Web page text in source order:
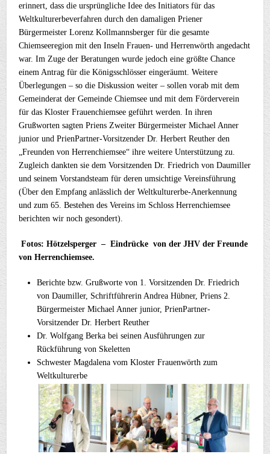
erinnert, dass die ursprüngliche Idee des Initiators für das
Weltkulturerbeverfahren durch den damaligen Priener
Bürgermeister Lorenz Kollmannsberger für die gesamte
Chiemseeregion mit den Inseln Frauen- und Herrenwörth angedacht
war. Im Zuge der Beratungen wurde jedoch eine größte Chance
einem Antrag für die Königsschlösser eingeräumt. Weitere
Überlegungen – so die Diskussion weiter – sollen vorab mit dem
Gemeinderat der Gemeinde Chiemsee und mit dem Förderverein
für das Kloster Frauenchiemsee geführt werden. In ihren
Grußworten sagten Priens Zweiter Bürgermeister Michael Anner
junior und PrienPartner-Vorsitzender Dr. Herbert Reuther den
„Freunden von Herrenchiemsee“ ihre weitere Unterstützung zu.
Zugleich dankten sie dem Vorsitzenden Dr. Friedrich von Daumiller
und seinem Vorstandsteam für deren umsichtige Vereinsführung
(Über den Empfang anlässlich der Weltkulturerbe-Anerkennung
und zum 65. Bestehen des Vereins im Schloss Herrenchiemsee
berichten wir noch gesondert).
Fotos: Hötzelsperger – Eindrücke von der JHV der Freunde
von Herrenchiemsee.
Berichte bzw. Grußworte von 1. Vorsitzenden Dr. Friedrich
von Daumiller, Schriftführerin Andrea Hübner, Priens 2.
Bürgermeister Michael Anner junior, PrienPartner-
Vorsitzender Dr. Herbert Reuther
Dr. Wolfgang Berka bei seinen Ausführungen zur
Rückführung von Skeletten
Schwester Magdalena vom Kloster Frauenwörth zum
Weltkulturerbe